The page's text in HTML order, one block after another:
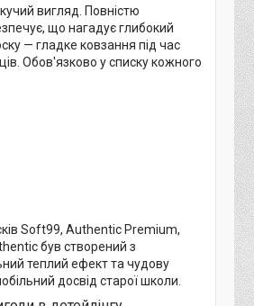
вигляд. Повністю
що нагадує глибокий
— гладке ковзання під час
Обов'язково у списку кожного
Soft99, Authentic Premium,
був створений з
теплий ефект та чудову
досвід старої школи.